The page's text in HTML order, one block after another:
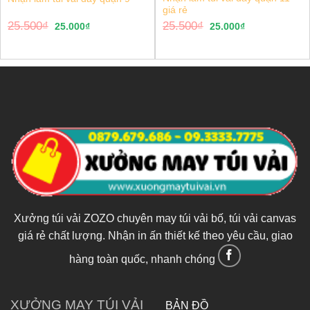
25.500₫ 25.000₫
giá rẻ
25.500₫ 25.000₫
Xưởng túi vải ZOZO chuyên may túi vải bố, túi vải canvas
giá rẻ chất lượng. Nhận in ấn thiết kế theo yêu cầu, giao
hàng toàn quốc, nhanh chóng
XƯỞNG MAY TÚI VẢI BẢN ĐỒ